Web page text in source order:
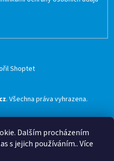
Dalším procházením
s jejich používáním.. Více
Shoptet
. Všechna práva vyhrazena.